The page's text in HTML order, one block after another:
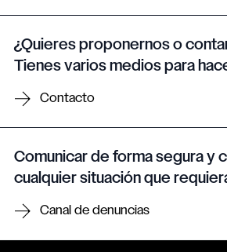
¿Quieres proponernos o
Tienes varios medios para
Contacto
Comunicar de forma segura y
cualquier situación que
Canal de denuncias